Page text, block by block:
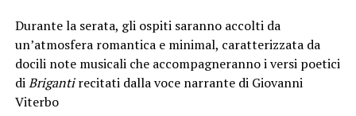
Durante la serata, gli ospiti saranno accolti da
un’atmosfera romantica e minimal, caratterizzata da
docili note musicali che accompagneranno i versi poetici
diBrigantirecitati dalla voce narrante di Giovanni
Viterbo